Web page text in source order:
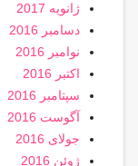
ژانویه 2017
دسامبر 2016
نوامبر 2016
اکتبر 2016
سپتامبر 2016
آگوست 2016
جولای 2016
ژوئن 2016